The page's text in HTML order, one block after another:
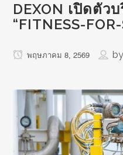
DEXON เปิดตัว
“FITNESS-
พฤษภาคม 8, 2569 by